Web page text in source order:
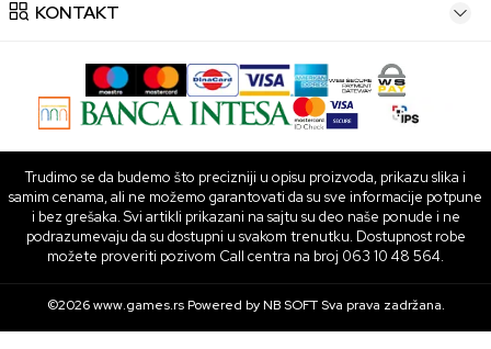
KONTAKT
Trudimo se da budemo što precizniji u opisu proizvoda, prikazu slika i
samim cenama, ali ne možemo garantovati da su sve informacije potpune
i bez grešaka. Svi artikli prikazani na sajtu su deo naše ponude i ne
podrazumevaju da su dostupni u svakom trenutku. Dostupnost robe
možete proveriti pozivom Call centra na broj 063 10 48 564.
©2026www.games.rs Powered byNB SOFTSva prava zadržana.